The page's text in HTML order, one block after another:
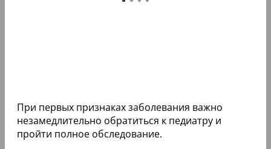
При первых признаках заболевания важно
незамедлительно обратиться к педиатру и
пройти полное обследование.